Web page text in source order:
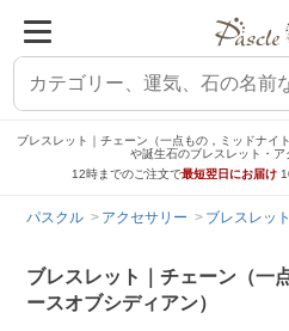
ブレスレット｜チェーン（一点もの，ミッドナイ
や誕生石のブレスレット・ア
12時までのご注文で最短翌日にお届け
パスクル アクセサリー ブレスレット
ブレスレット｜チェーン（一
ースオブシディアン）